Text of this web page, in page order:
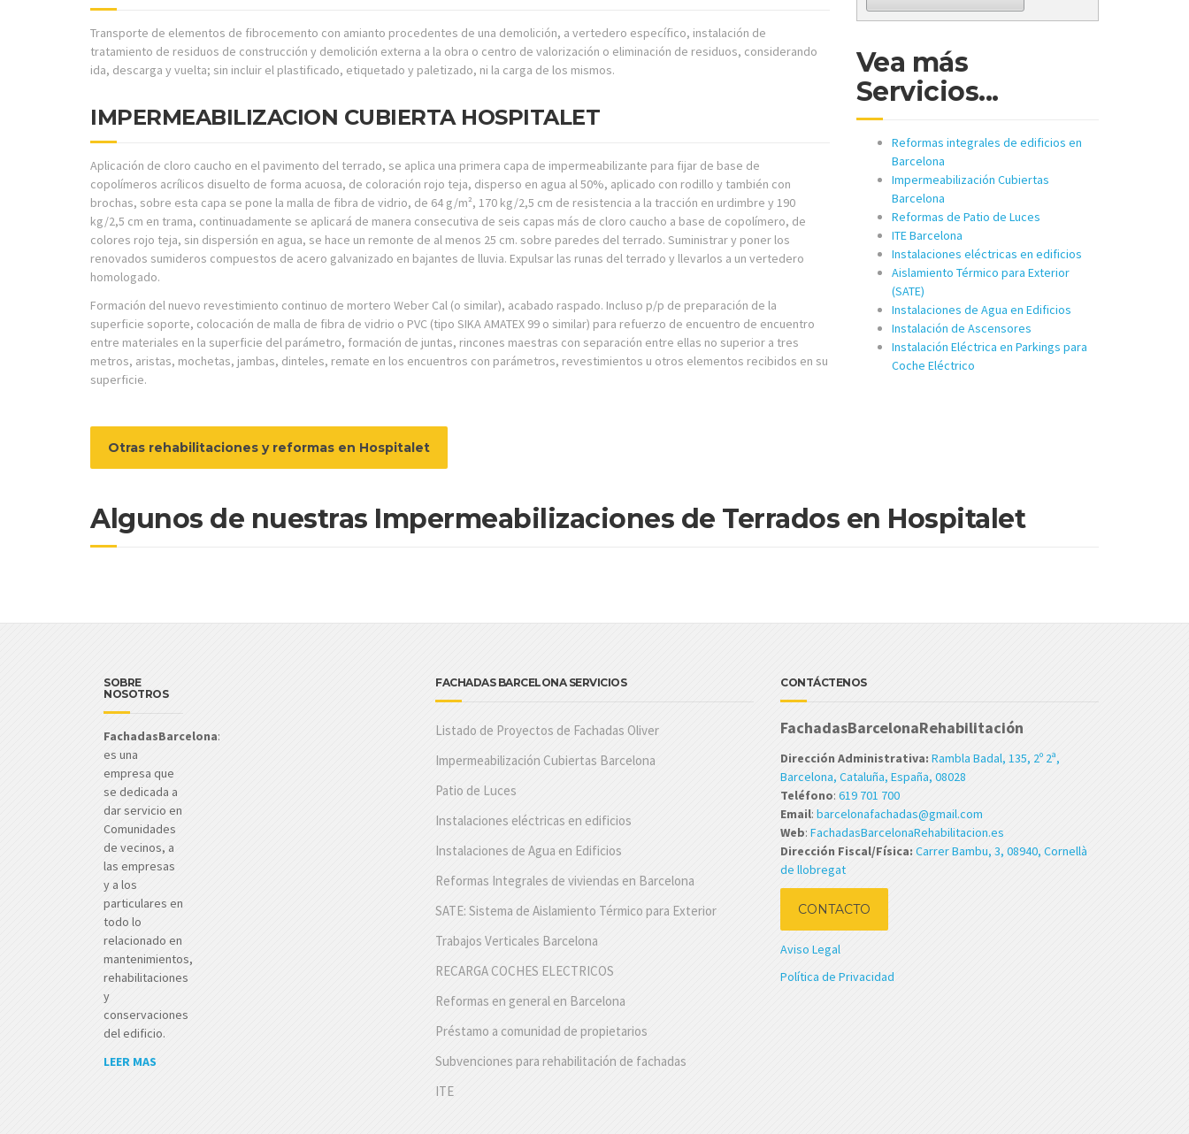
Transporte de elementos de fibrocemento con amianto procedentes de una demolición, a vertedero específico, instalación de
tratamiento de residuos de construcción y demolición externa a la obra o centro de valorización o eliminación de residuos, considerando
ida, descarga y vuelta; sin incluir el plastificado, etiquetado y paletizado, ni la carga de los mismos.
IMPERMEABILIZACION CUBIERTA HOSPITALET
Aplicación de cloro caucho en el pavimento del terrado, se aplica una primera capa de impermeabilizante para fijar de base de
copolímeros acrílicos disuelto de forma acuosa, de coloración rojo teja, disperso en agua al 50%, aplicado con rodillo y también con
brochas, sobre esta capa se pone la malla de fibra de vidrio, de 64 g/m², 170 kg/2,5 cm de resistencia a la tracción en urdimbre y 190
kg/2,5 cm en trama, continuadamente se aplicará de manera consecutiva de seis capas más de cloro caucho a base de copolímero, de
colores rojo teja, sin dispersión en agua, se hace un remonte de al menos 25 cm. sobre paredes del terrado. Suministrar y poner los
renovados sumideros compuestos de acero galvanizado en bajantes de lluvia. Expulsar las runas del terrado y llevarlos a un vertedero
homologado.
Formación del nuevo revestimiento continuo de mortero Weber Cal (o similar), acabado raspado. Incluso p/p de preparación de la
superficie soporte, colocación de malla de fibra de vidrio o PVC (tipo SIKA AMATEX 99 o similar) para refuerzo de encuentro de encuentro
entre materiales en la superficie del parámetro, formación de juntas, rincones maestras con separación entre ellas no superior a tres
metros, aristas, mochetas, jambas, dinteles, remate en los encuentros con parámetros, revestimientos u otros elementos recibidos en su
superficie.
Otras rehabilitaciones y reformas en Hospitalet
Vea más
Servicios...
Reformas integrales de edificios en
Barcelona
Impermeabilización Cubiertas
Barcelona
Reformas de Patio de Luces
ITE Barcelona
Instalaciones eléctricas en edificios
Aislamiento Térmico para Exterior
(SATE)
Instalaciones de Agua en Edificios
Instalación de Ascensores
Instalación Eléctrica en Parkings para
Coche Eléctrico
Algunos de nuestras Impermeabilizaciones de Terrados en Hospitalet
SOBRE
NOSOTROS
FachadasBarcelona:
es una
empresa que
se dedicada a
dar servicio en
Comunidades
de vecinos, a
las empresas
y a los
particulares en
todo lo
relacionado en
mantenimientos,
rehabilitaciones
y
conservaciones
del edificio.
LEER MAS
FACHADAS BARCELONA SERVICIOS
Listado de Proyectos de Fachadas Oliver
Impermeabilización Cubiertas Barcelona
Patio de Luces
Instalaciones eléctricas en edificios
Instalaciones de Agua en Edificios
Reformas Integrales de viviendas en Barcelona
SATE: Sistema de Aislamiento Térmico para Exterior
Trabajos Verticales Barcelona
RECARGA COCHES ELECTRICOS
Reformas en general en Barcelona
Préstamo a comunidad de propietarios
Subvenciones para rehabilitación de fachadas
ITE
CONTÁCTENOS
FachadasBarcelonaRehabilitación
Dirección Administrativa: Rambla Badal, 135, 2º 2ª,
Barcelona, Cataluña, España, 08028
Teléfono: 619 701 700
Email: barcelonafachadas@gmail.com
Web: FachadasBarcelonaRehabilitacion.es
Dirección Fiscal/Física: Carrer Bambu, 3, 08940, Cornellà
de llobregat
CONTACTO
Aviso Legal
Política de Privacidad